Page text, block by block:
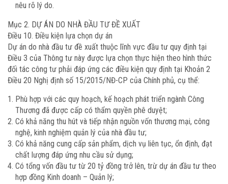
nêu rõ lý do.
Mục 2. DỰ ÁN DO NHÀ ĐẦU TƯ ĐỀ XUẤT
Điều 10. Điều kiện lựa chọn dự án
Dự án do nhà đầu tư đề xuất thuộc lĩnh vực đầu tư quy định tại
Điều 3 của Thông tư này được lựa chọn thực hiện theo hình thức
đối tác công tư phải đáp ứng các điều kiện quy định tại Khoản 2
Điều 20 Nghị định số 15/2015/NĐ-CP của Chính phủ, cụ thể:
Phù hợp với các quy hoạch, kế hoạch phát triển ngành Công
Thương đã được cấp có thẩm quyền phê duyệt;
Có khả năng thu hút và tiếp nhận nguồn vốn thương mại, công
nghệ, kinh nghiệm quản lý của nhà đầu tư;
Có khả năng cung cấp sản phẩm, dịch vụ liên tục, ổn định, đạt
chất lượng đáp ứng nhu cầu sử dụng;
Có tổng vốn đầu tư từ 20 tỷ đồng trở lên, trừ dự án đầu tư theo
hợp đồng Kinh doanh – Quản lý;